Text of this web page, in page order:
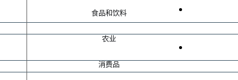
食品和饮料
农业
消费品